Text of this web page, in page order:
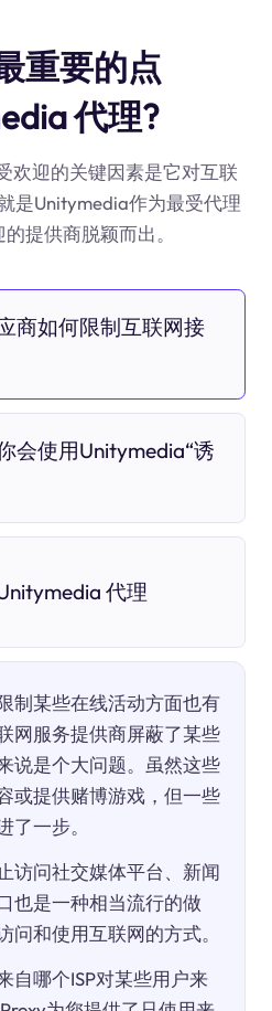
重要的点
代理?
欢迎的关键因素是它对互联
是Unitymedia作为最受代理
提供商脱颖而出。
商如何限制互联网接
会使用Unitymedia“诱
代理
制某些在线活动方面也有
网服务提供商屏蔽了某些
说是个大问题。虽然这些
或提供赌博游戏，但一些
了一步。
访问社交媒体平台、新闻
也是一种相当流行的做
问和使用互联网的方式。
自哪个ISP对某些用户来